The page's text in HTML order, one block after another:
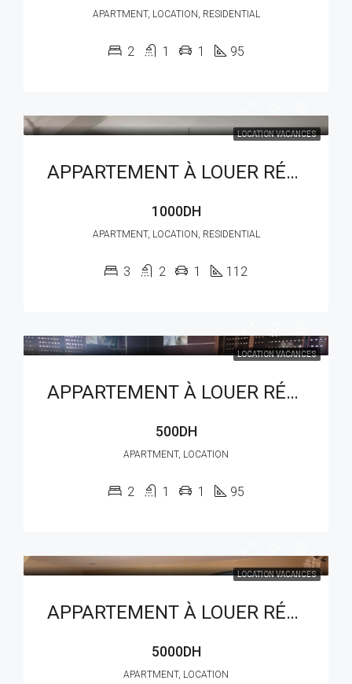
APARTMENT, LOCATION, RESIDENTIAL
2 1 1 95
LOCATION VACANCES
APPARTEMENT À LOUER RÉF : LAM 219AG
1000DH
APARTMENT, LOCATION, RESIDENTIAL
3 2 1 112
LOCATION VACANCES
APPARTEMENT À LOUER RÉF : LAM 401AW
500DH
APARTMENT, LOCATION
2 1 1 95
LOCATION VACANCES
APPARTEMENT À LOUER RÉF : LAM 402AW
5000DH
APARTMENT, LOCATION